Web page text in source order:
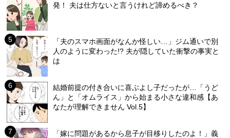
発！ 夫は仕方ないと言うけれど諦めるべき？
「夫のスマホ画面がなんか怪しい…」ジム通いで別
人のように変わった!? 夫が隠していた衝撃の事実と
は
結婚前提の付き合いに喜ぶよし子だったが…「うど
ん」と「オムライス」から始まる小さな違和感【あ
なたが理解できません Vol.5】
「嫁に問題があるから息子が目移りしたのよ！」義